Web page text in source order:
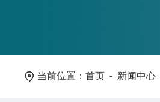
当前位置：首页 - 新闻中心